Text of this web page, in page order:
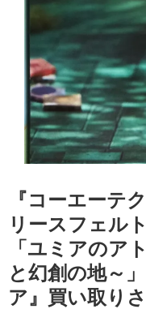
『コーエーテ
リースフェル
「ユミアのア
と幻創の地～
ア』買い取り